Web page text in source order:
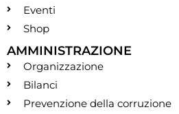
Eventi
Shop
AMMINISTRAZIONE
Organizzazione
Bilanci
Prevenzione della corruzione